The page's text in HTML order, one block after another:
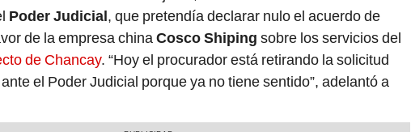
Poder Judicial, que pretendía declarar nulo el acuerdo de
de la empresa chinaCosco Shiping sobre los servicios del
de Chancay. “Hoy el procurador está retirando la solicitud
el Poder Judicial porque ya no tiene sentido”, adelantó a